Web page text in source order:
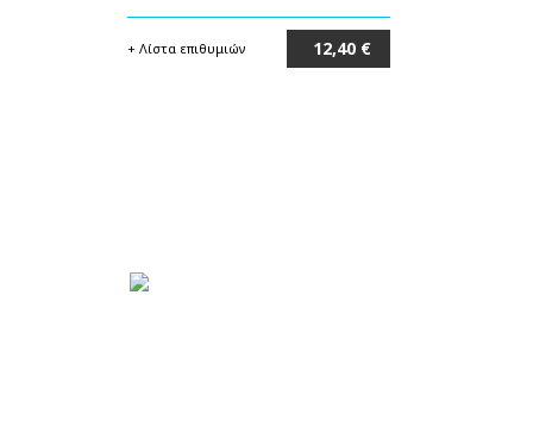
+ Λίστα επιθυμιών 12,40 €